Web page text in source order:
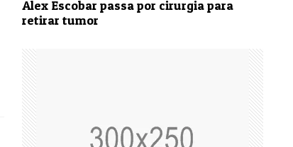
Alex Escobar passa por cirurgia para
retirar tumor